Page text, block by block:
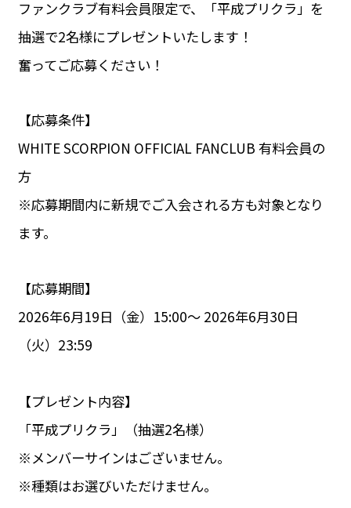
ファンクラブ有料会員限定で、「平成プリクラ」を
抽選で2名様にプレゼントいたします！
奮ってご応募ください！
【応募条件】
WHITE SCORPION OFFICIAL FANCLUB 有料会員の
方
※応募期間内に新規でご入会される方も対象となり
ます。
【応募期間】
2026年6月19日（金）15:00〜 2026年6月30日
（火）23:59
【プレゼント内容】
「平成プリクラ」（抽選2名様）
※メンバーサインはございません。
※種類はお選びいただけません。